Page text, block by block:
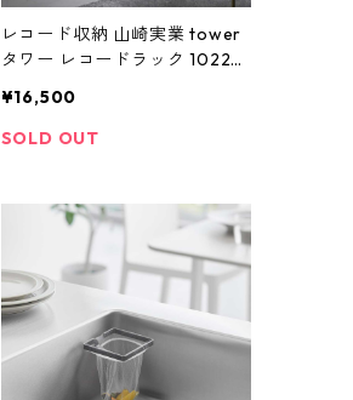
レコード収納 山崎実業 tower
タワー レコードラック 10229
¥16,500
SOLD OUT